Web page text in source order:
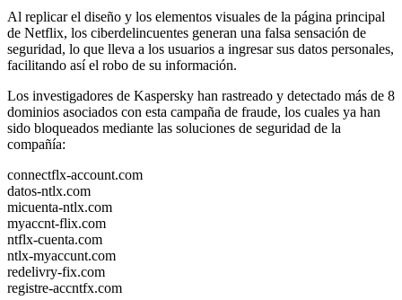
Al replicar el diseño y los elementos visuales de la página principal
de Netflix, los ciberdelincuentes generan una falsa sensación de
seguridad, lo que lleva a los usuarios a ingresar sus datos personales,
facilitando así el robo de su información.
Los investigadores de Kaspersky han rastreado y detectado más de 8
dominios asociados con esta campaña de fraude, los cuales ya han
sido bloqueados mediante las soluciones de seguridad de la
compañía:
connectflx-account.com
datos-ntlx.com
micuenta-ntlx.com
myaccnt-flix.com
ntflx-cuenta.com
ntlx-myaccunt.com
redelivry-fix.com
registre-accntfx.com